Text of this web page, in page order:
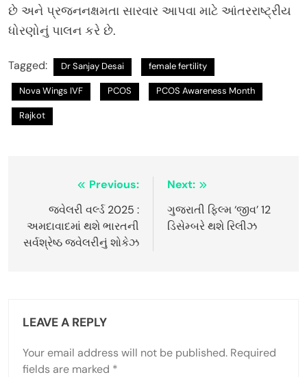
છે અને પ્રજનનક્ષમતા સારવાર આપવા માટે આંતરરાષ્ટ્રીય
ધોરણોનું પાલન કરે છે.
Tagged: Dr Sanjay Desai female fertility
Nova Wings IVF PCOS PCOS Awareness Month
Rajkot
navigation
Previous:
જ્વેલરી વર્લ્ડ 2025 :
અમદાવાદમાં થશે ભારતની
સર્વશ્રેષ્ઠ જ્વેલરીનું શોકેઝ
Next:
ગુજરાતી ફિલ્મ ‘જીવ’ 12
ડિસેમ્બરે થશે રિલીઝ
LEAVE A REPLY
Your email address will not be published. Required
fields are marked *